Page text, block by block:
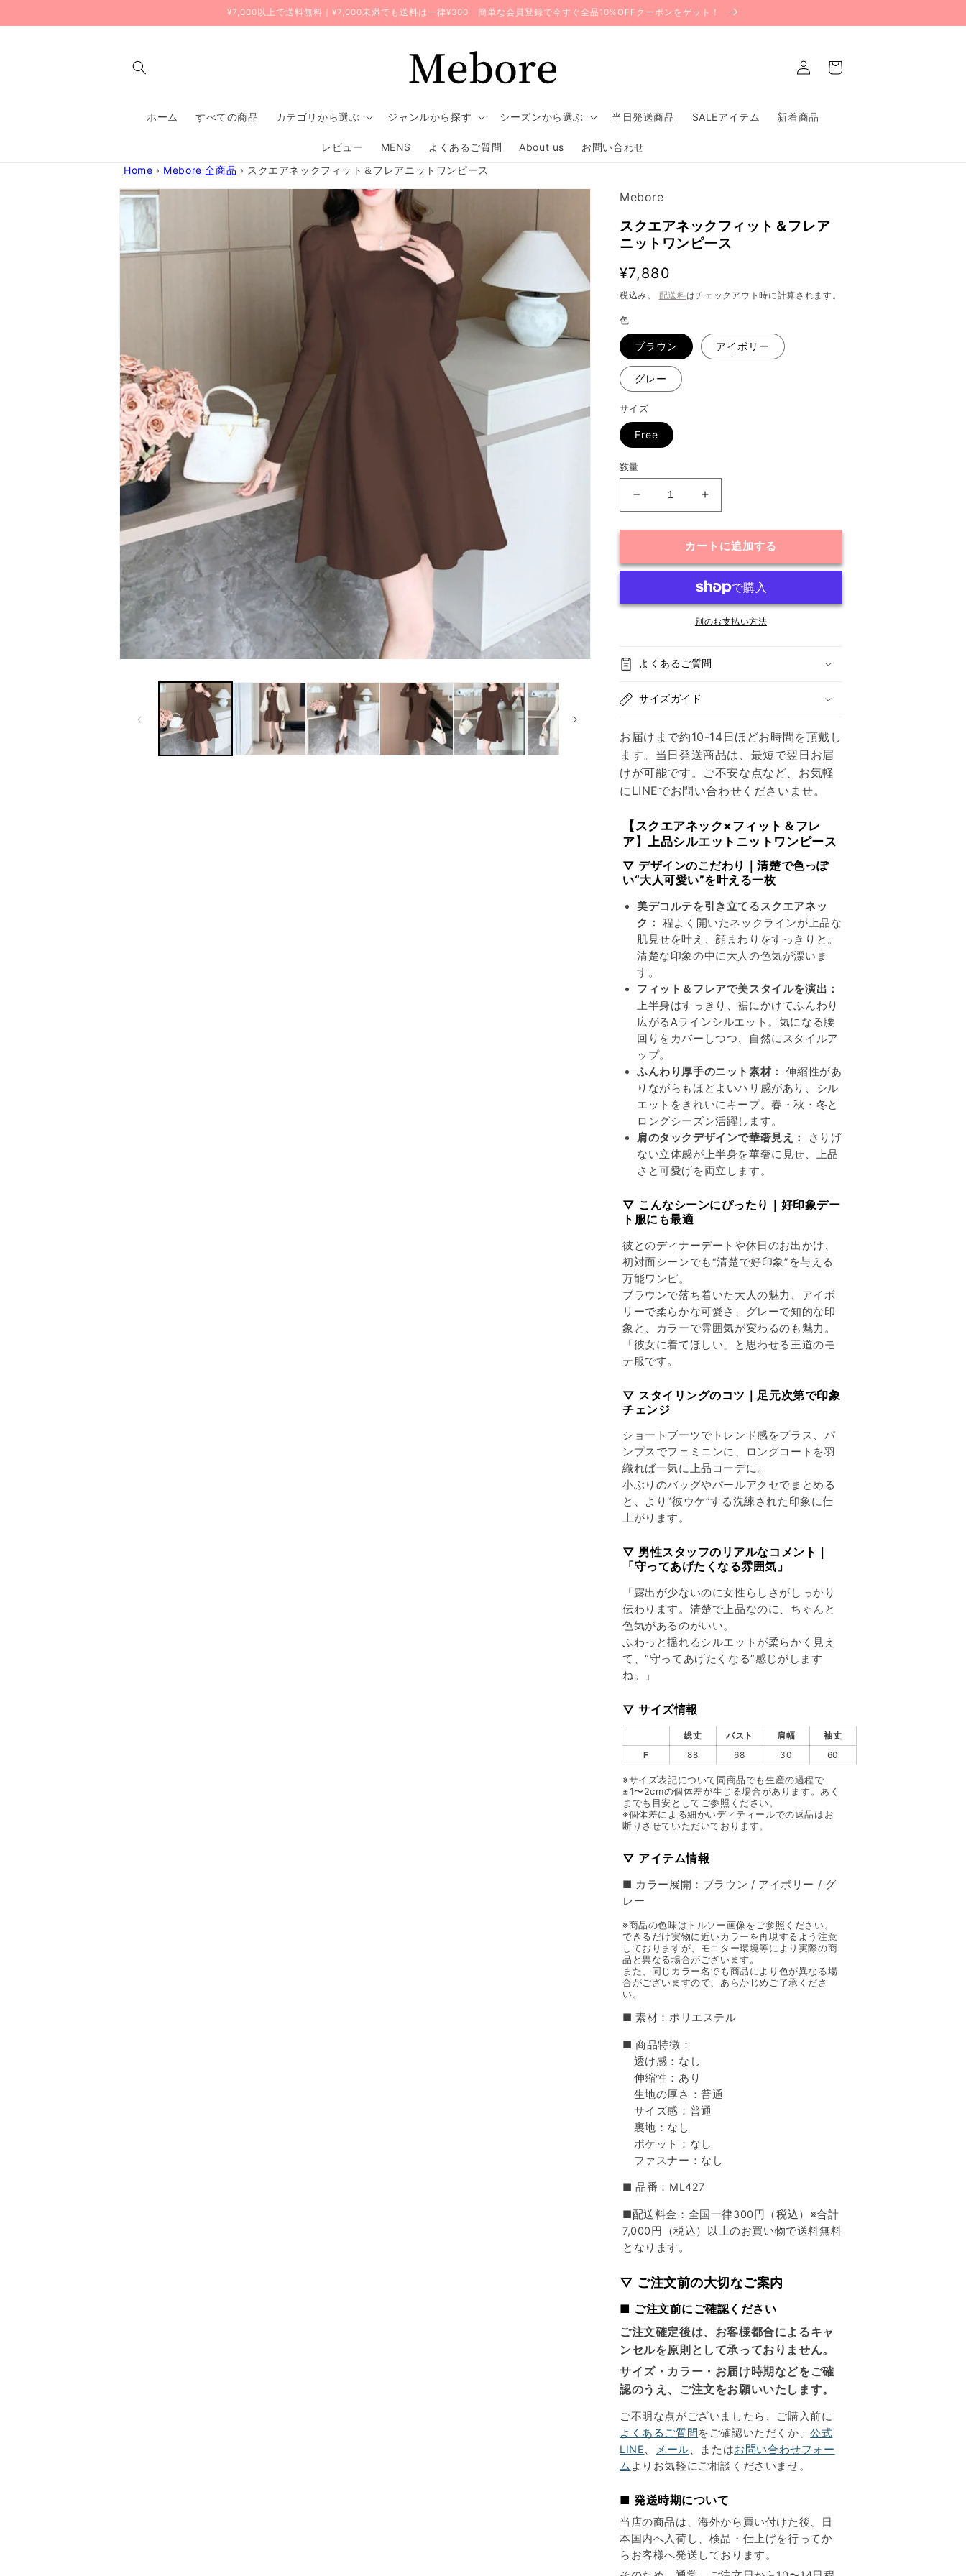
進む
¥7,000以上で送料無料｜¥7,000未満でも送料は一律¥300 簡単な会員登録で今すぐ全品10%OFFクーポンをゲット！
ホーム すべての商品 カテゴリから選ぶ ジャンルから探す シーズンから選ぶ 当日発送商品 SALEアイテム 新着商品
レビュー MENS よくあるご質問 About us お問い合わせ
グ
イ
ー
Home › Mebore 全商品 › スクエアネックフィット＆フレアニットワンピース
商品情
報にス
キップ
Mebore
スクエアネックフィット＆フレア
ニットワンピース
通
常
格
¥7,880
税込み。 配送料はチェックアウト時に計算されます。
色
ブラウン アイボリー
グレー
サイズ
Free
数量
ネ
ク
ッ
＆
ア
ニ
ッ
ト
ン
ピ
ー
ス
の
数
量
を
減
ら
す
ス
ア
ネ
ッ
ク
フ
ッ
ア
ニ
ッ
ト
ン
ピ
ー
ス
の
数
量
を
や
す
カートに追加する
別のお支払い方法
よくあるご質問
サイズガイド
お届けまで約10-14日ほどお時間を頂戴し
ます。当日発送商品は、最短で翌日お届
けが可能です。ご不安な点など、お気軽
にLINEでお問い合わせくださいませ。
【スクエアネック×フィット＆フレ
ア】上品シルエットニットワンピース
▽ デザインのこだわり｜清楚で色っぽ
い“大人可愛い”を叶える一枚
美デコルテを引き立てるスクエアネッ
ク：
程よく開いたネックラインが上品な
肌見せを叶え、顔まわりをすっきりと。
清楚な印象の中に大人の色気が漂いま
す。
フィット＆フレアで美スタイルを演出：
上半身はすっきり、裾にかけてふんわり
広がるAラインシルエット。気になる腰
回りをカバーしつつ、自然にスタイルア
ップ。
ふんわり厚手のニット素材：
伸縮性があ
りながらもほどよいハリ感があり、シル
エットをきれいにキープ。春・秋・冬と
ロングシーズン活躍します。
肩のタックデザインで華奢見え：
さりげ
ない立体感が上半身を華奢に見せ、上品
さと可愛げを両立します。
▽ こんなシーンにぴったり｜好印象デー
ト服にも最適
彼とのディナーデートや休日のお出かけ、
初対面シーンでも“清楚で好印象”を与える
万能ワンピ。
ブラウンで落ち着いた大人の魅力、アイボ
リーで柔らかな可愛さ、グレーで知的な印
象と、カラーで雰囲気が変わるのも魅力。
「彼女に着てほしい」と思わせる王道のモ
テ服です。
▽ スタイリングのコツ｜足元次第で印象
チェンジ
ショートブーツでトレンド感をプラス、パ
ンプスでフェミニンに、ロングコートを羽
織れば一気に上品コーデに。
小ぶりのバッグやパールアクセでまとめる
と、より“彼ウケ”する洗練された印象に仕
上がります。
▽ 男性スタッフのリアルなコメント｜
「守ってあげたくなる雰囲気」
「露出が少ないのに女性らしさがしっかり
伝わります。清楚で上品なのに、ちゃんと
色気があるのがいい。
ふわっと揺れるシルエットが柔らかく見え
て、“守ってあげたくなる”感じがします
ね。」
▽ サイズ情報
総丈 バスト 肩幅
袖丈
F
88 68 30 60
※サイズ表記について同商品でも生産の過程で
±1〜2cmの個体差が生じる場合があります。あく
までも目安としてご参照ください。
※個体差による細かいディティールでの返品はお
断りさせていただいております。
▽ アイテム情報
■ カラー展開：ブラウン / アイボリー / グ
レー
※商品の色味はトルソー画像をご参照ください。
できるだけ実物に近いカラーを再現するよう注意
しておりますが、モニター環境等により実際の商
品と異なる場合がございます。
また、同じカラー名でも商品により色が異なる場
合がございますので、あらかじめご了承くださ
い。
■ 素材：ポリエステル
■ 商品特徴：
透け感：なし
伸縮性：あり
生地の厚さ：普通
サイズ感：普通
裏地：なし
ポケット：なし
ファスナー：なし
■ 品番：ML427
■配送料金：全国一律300円（税込）※合計
7,000円（税込）以上のお買い物で送料無料
となります。
▽ ご注文前の大切なご案内
■ ご注文前にご確認ください
ご注文確定後は、お客様都合によるキャ
ンセルを原則として承っておりません。
サイズ・カラー・お届け時期などをご確
認のうえ、ご注文をお願いいたします。
ご不明な点がございましたら、ご購入前に
よくあるご質問 をご確認いただくか、公式
LINE、 メール、またはお問い合わせフォー
ム よりお気軽にご相談くださいませ。
■ 発送時期について
当店の商品は、海外から買い付けた後、日
本国内へ入荷し、検品・仕上げを行ってか
らお客様へ発送しております。